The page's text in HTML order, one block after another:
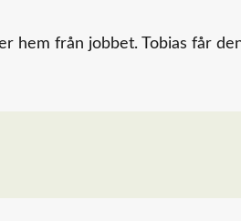
hem från jobbet. Tobias får